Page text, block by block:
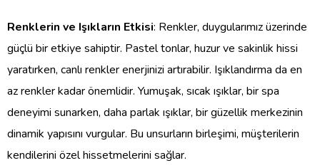
Renklerin ve Işıkların Etkisi: Renkler, duygularımız üzerinde
güçlü bir etkiye sahiptir. Pastel tonlar, huzur ve sakinlik hissi
yaratırken, canlı renkler enerjinizi artırabilir. Işıklandırma da en
az renkler kadar önemlidir. Yumuşak, sıcak ışıklar, bir spa
deneyimi sunarken, daha parlak ışıklar, bir güzellik merkezinin
dinamik yapısını vurgular. Bu unsurların birleşimi, müşterilerin
kendilerini özel hissetmelerini sağlar.